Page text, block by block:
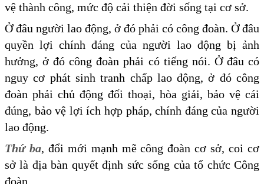
vệ thành công, mức độ cải thiện đời sống tại cơ sở.
Ở đâu người lao động, ở đó phải có công đoàn. Ở đâu
quyền lợi chính đáng của người lao động bị ảnh
hưởng, ở đó công đoàn phải có tiếng nói. Ở đâu có
nguy cơ phát sinh tranh chấp lao động, ở đó công
đoàn phải chủ động đối thoại, hòa giải, bảo vệ cái
đúng, bảo vệ lợi ích hợp pháp, chính đáng của người
lao động.
Thứ ba, đổi mới mạnh mẽ công đoàn cơ sở, coi cơ
sở là địa bàn quyết định sức sống của tổ chức Công
đoàn.